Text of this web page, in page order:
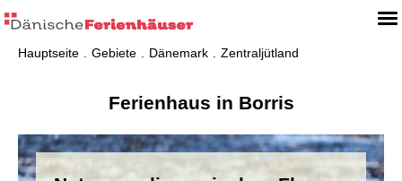
Hauptseite Gebiete Dänemark Zentraljütland
Ferienhaus in Borris